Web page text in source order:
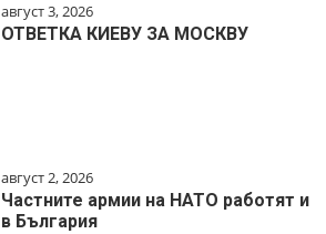
август 3, 2026
ОТВЕТКА КИЕВУ ЗА МОСКВУ
август 2, 2026
Частните армии на НАТО работят и
в България